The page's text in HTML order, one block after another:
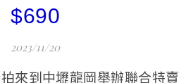
$690
2023/11/20